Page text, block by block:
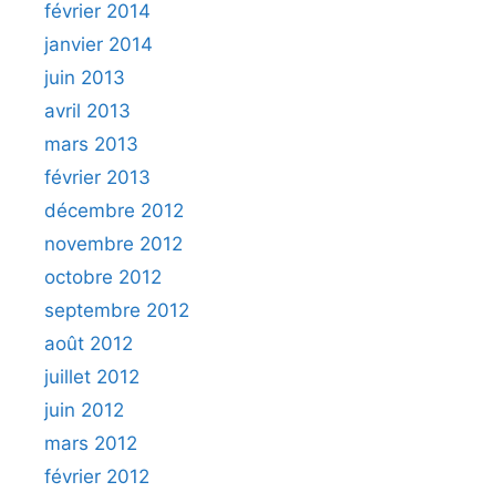
février 2014
janvier 2014
juin 2013
avril 2013
mars 2013
février 2013
décembre 2012
novembre 2012
octobre 2012
septembre 2012
août 2012
juillet 2012
juin 2012
mars 2012
février 2012